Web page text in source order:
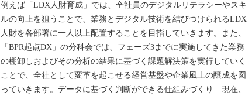
例えば「LDX人財育成」では、全社員のデジタルリテラシーやスキ
ルの向上を狙うことで、業務とデジタル技術を結びつけられるLDX
人財を各部署に一人以上配置することを目指していきます。また、
「BPR起点DX」の分科会では、フェーズ3までに実施してきた業務
の棚卸しおよびその分析の結果に基づく課題解決策を実行していく
ことで、全社として変革を起こせる経営基盤や企業風土の醸成を図
っていきます。データに基づく判断ができる仕組みづくり 現在、